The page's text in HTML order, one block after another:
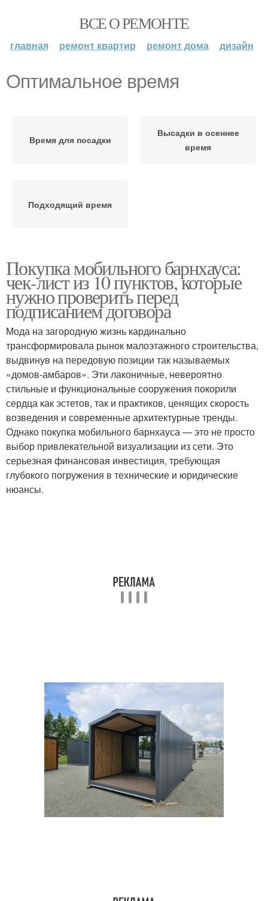
ВСЕ О РЕМОНТЕ
главная ремонт квартир ремонт дома дизайн
Оптимальное время
Время для посадки
Высадки в осеннее
время
Подходящий время
Покупка мобильного барнхауса:
чек-лист из 10 пунктов, которые
нужно проверить перед
подписанием договора
Мода на загородную жизнь кардинально
трансформировала рынок малоэтажного строительства,
выдвинув на передовую позиции так называемых
«домов-амбаров». Эти лаконичные, невероятно
стильные и функциональные сооружения покорили
сердца как эстетов, так и практиков, ценящих скорость
возведения и современные архитектурные тренды.
Однако покупка мобильного барнхауса — это не просто
выбор привлекательной визуализации из сети. Это
серьезная финансовая инвестиция, требующая
глубокого погружения в технические и юридические
нюансы.